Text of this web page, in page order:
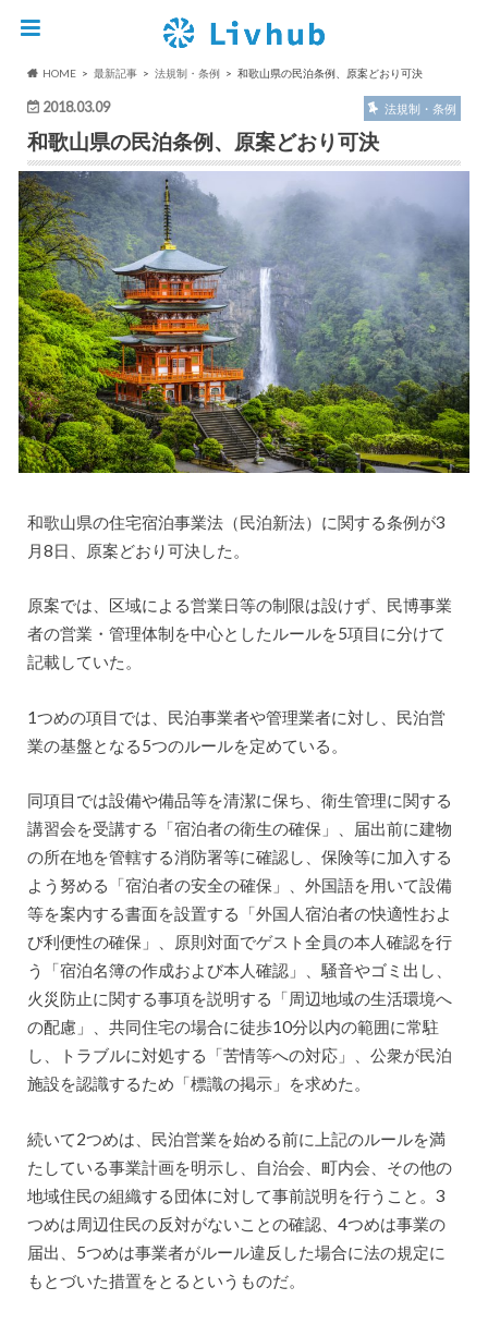
HOME 最新記事 法規制・条例 和歌山県の民泊条例、原案どおり可決
2018.03.09 法規制・条例
和歌山県の民泊条例、原案どおり可決
和歌山県の住宅宿泊事業法（民泊新法）に関する条例が3
月8日、原案どおり可決した。
原案では、区域による営業日等の制限は設けず、民博事業
者の営業・管理体制を中心としたルールを5項目に分けて
記載していた。
1つめの項目では、民泊事業者や管理業者に対し、民泊営
業の基盤となる5つのルールを定めている。
同項目では設備や備品等を清潔に保ち、衛生管理に関する
講習会を受講する「宿泊者の衛生の確保」、届出前に建物
の所在地を管轄する消防署等に確認し、保険等に加入する
よう努める「宿泊者の安全の確保」、外国語を用いて設備
等を案内する書面を設置する「外国人宿泊者の快適性およ
び利便性の確保」、原則対面でゲスト全員の本人確認を行
う「宿泊名簿の作成および本人確認」、騒音やゴミ出し、
火災防止に関する事項を説明する「周辺地域の生活環境へ
の配慮」、共同住宅の場合に徒歩10分以内の範囲に常駐
し、トラブルに対処する「苦情等への対応」、公衆が民泊
施設を認識するため「標識の掲示」を求めた。
続いて2つめは、民泊営業を始める前に上記のルールを満
たしている事業計画を明示し、自治会、町内会、その他の
地域住民の組織する団体に対して事前説明を行うこと。3
つめは周辺住民の反対がないことの確認、4つめは事業の
届出、5つめは事業者がルール違反した場合に法の規定に
もとづいた措置をとるというものだ。